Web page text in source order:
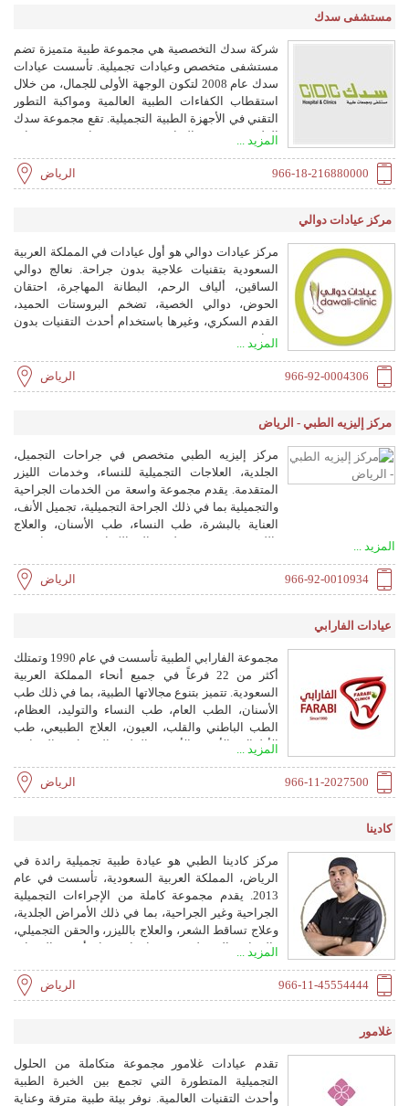
مستشفى سدك
شركة سدك التخصصية هي مجموعة طبية متميزة تضم
مستشفى متخصص وعيادات تجميلية. تأسست عيادات
سدك عام 2008 لتكون الوجهة الأولى للجمال، من خلال
استقطاب الكفاءات الطبية العالمية ومواكبة التطور
التقني في الأجهزة الطبية التجميلية. تقع مجموعة سدك
الطبية في مدينة الرياض بجميع فروعها، وتقدم خدمات
المزيد ...
966-18-216880000 الرياض
مركز عيادات دوالي
مركز عيادات دوالي هو أول عيادات في المملكة العربية
السعودية بتقنيات علاجية بدون جراحة. نعالج دوالي
الساقين، ألياف الرحم، البطانة المهاجرة، احتقان
الحوض، دوالي الخصية، تضخم البروستات الحميد،
القدم السكري، وغيرها باستخدام أحدث التقنيات بدون
جراحة.
المزيد ...
966-92-0004306 الرياض
مركز إليزيه الطبي - الرياض
مركز إليزيه الطبي متخصص في جراحات التجميل،
الجلدية، العلاجات التجميلية للنساء، وخدمات الليزر
المتقدمة. يقدم مجموعة واسعة من الخدمات الجراحية
والتجميلية بما في ذلك الجراحة التجميلية، تجميل الأنف،
العناية بالبشرة، طب النساء، طب الأسنان، والعلاج
المزيد ...
966-92-0010934 الرياض
عيادات الفارابي
مجموعة الفارابي الطبية تأسست في عام 1990 وتمتلك
أكثر من 22 فرعاً في جميع أنحاء المملكة العربية
السعودية. تتميز بتنوع مجالاتها الطبية، بما في ذلك طب
الأسنان، الطب العام، طب النساء والتوليد، العظام،
الطب الباطني والقلب، العيون، العلاج الطبيعي، طب
الأطفال، الأنف والأذنين، الجلد والتجميل، والحجامة.
التقنيات والأجهزة الطبية، وحصلت على شهادة الآيزو
والاعتماد الذهبي من سباهي.
المزيد ...
966-11-2027500 الرياض
كادينا
مركز كادينا الطبي هو عيادة طبية تجميلية رائدة في
الرياض، المملكة العربية السعودية، تأسست في عام
2013. يقدم مجموعة كاملة من الإجراءات التجميلية
الجراحية وغير الجراحية، بما في ذلك الأمراض الجلدية،
وعلاج تساقط الشعر، والعلاج بالليزر، والحقن التجميلي،
والجراحة التجميلية، وغيرها، باستخدام أحدث التقنيات
المزيد ...
966-11-45554444 الرياض
غلامور
تقدم عيادات غلامور مجموعة متكاملة من الحلول
التجميلية المتطورة التي تجمع بين الخبرة الطبية
وأحدث التقنيات العالمية. نوفر بيئة طبية مترفة وعناية